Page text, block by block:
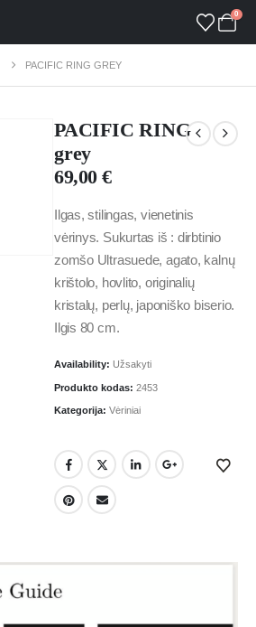
0
PACIFIC RING GREY
PACIFIC RING
grey
69,00€
Ilgas, stilingas, vienetinis
vėrinys. Sukurtas iš : dirbtinio
zomšo Ultrasuede, agato, kalnų
krištolo, hovlito, originalių
kristalų, perlų, japoniško biserio.
Ilgis 80 cm.
Availability: Užsakyti
Produkto kodas: 2453
Kategorija: Vėriniai